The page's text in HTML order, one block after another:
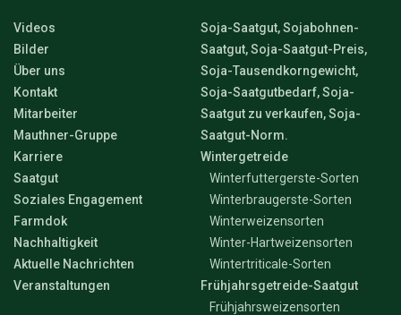
Videos
Bilder
Über uns
Kontakt
Mitarbeiter
Mauthner-Gruppe
Karriere
Saatgut
Soziales Engagement
Farmdok
Nachhaltigkeit
Aktuelle Nachrichten
Veranstaltungen
Soja-Saatgut, Sojabohnen-
Saatgut, Soja-Saatgut-Preis,
Soja-Tausendkorngewicht,
Soja-Saatgutbedarf, Soja-
Saatgut zu verkaufen, Soja-
Saatgut-Norm.
Wintergetreide
Winterfuttergerste-Sorten
Winterbraugerste-Sorten
Winterweizensorten
Winter-Hartweizensorten
Wintertriticale-Sorten
Frühjahrsgetreide-Saatgut
Frühjahrsweizensorten